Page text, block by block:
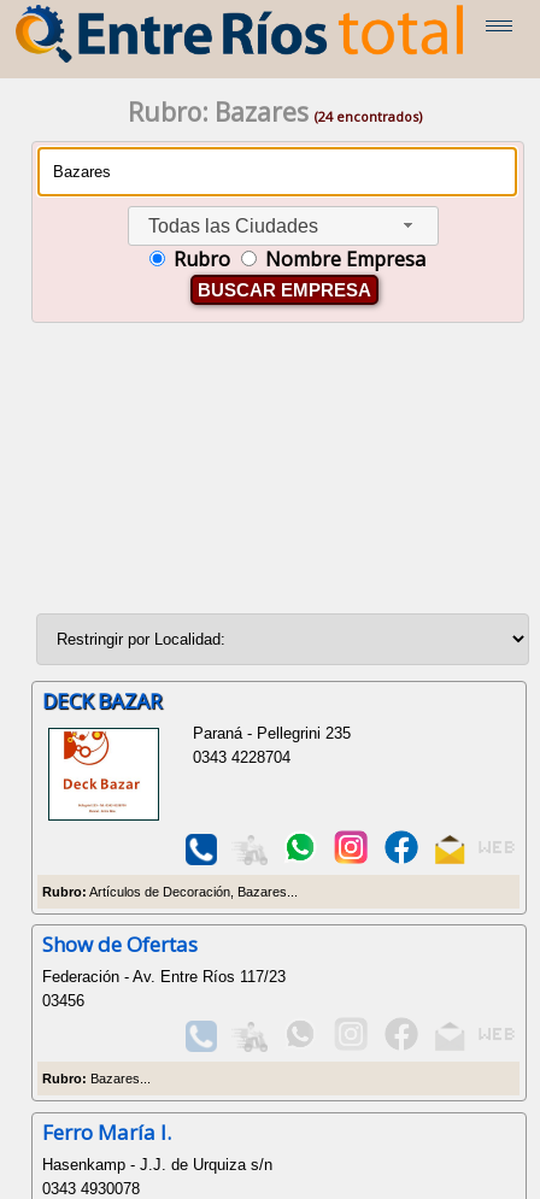
Rubro: Bazares(24 encontrados)
Todas las Ciudades
Rubro Nombre Empresa
BUSCAR EMPRESA
DECK BAZAR
Paraná - Pellegrini 235
0343 4228704
Rubro: Artículos de Decoración, Bazares...
Show de Ofertas
Federación - Av. Entre Ríos 117/23
03456
Rubro: Bazares...
Ferro María I.
Hasenkamp - J.J. de Urquiza s/n
0343 4930078